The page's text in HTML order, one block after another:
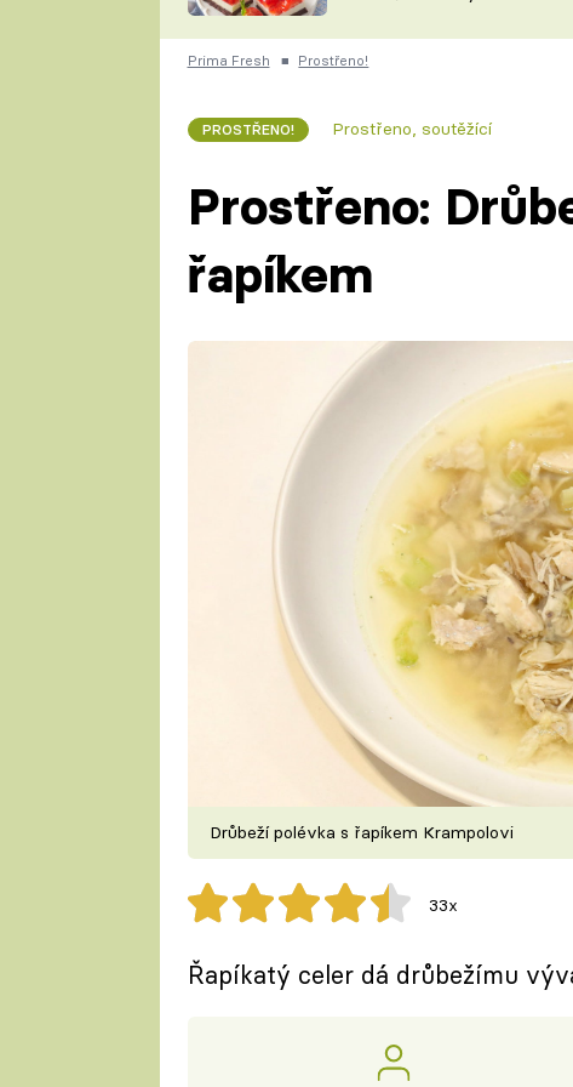
ČESKO NA TALÍŘI
KUCHAŘKA
Prima Fresh ■ Prostřeno!
PROSTŘENO! Prostřeno, soutěžící
Prostřeno:
řapíkem
Drůbeží polévka s řapíkem Krampolovi
33x
Řapíkatý celer dá drůbežímu